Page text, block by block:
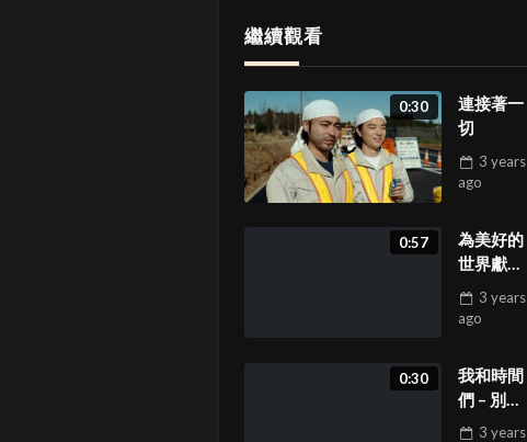
繼續觀看
0:30
連接著一
切
3 years
ago
0:57
為美好的
世界獻上
祝福！3 years
ago
0:30
我和時間
們 – 別追
上來啊3 years